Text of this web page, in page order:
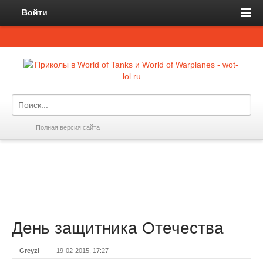
Войти
Полная версия сайта
День защитника Отечества
Greyzi 19-02-2015, 17:27